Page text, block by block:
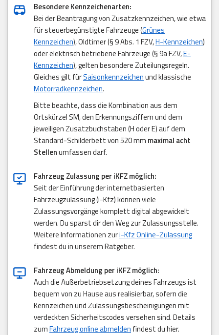
Besondere Kennzeichenarten:
Bei der Beantragung von Zusatzkennzeichen, wie etwa
für steuerbegünstigte Fahrzeuge (Grünes
Kennzeichen), Oldtimer (§ 9 Abs. 1 FZV,H-Kennzeichen)
oder elektrisch betriebene Fahrzeuge (§ 9a FZV,E-
Kennzeichen), gelten besondere Zuteilungsregeln.
Gleiches gilt fürSaisonkennzeichenund klassische
Motorradkennzeichen.
Bitte beachte, dass die Kombination aus dem
Ortskürzel SM, den Erkennungsziffern und dem
jeweiligen Zusatzbuchstaben (H oder E) auf dem
Standard-Schilderbett von 520 mm maximal acht
Stellenumfassen darf.
Fahrzeug Zulassung per iKFZ möglich:
Seit der Einführung der internetbasierten
Fahrzeugzulassung (i-Kfz) können viele
Zulassungsvorgänge komplett digital abgewickelt
werden. Du sparst dir den Weg zur Zulassungsstelle.
Weitere Informationen zuri-Kfz Online-Zulassung
findest du in unserem Ratgeber.
Fahrzeug Abmeldung per iKFZ möglich:
Auch die Außerbetriebsetzung deines Fahrzeugs ist
bequem von zu Hause aus realisierbar, sofern die
Kennzeichen und Zulassungsbescheinigungen mit
verdeckten Sicherheitscodes versehen sind. Details
zumFahrzeug online abmelden findest du hier.